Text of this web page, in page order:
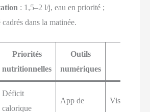
: 1,5–2 l/j, eau en priorité ;
cadrés dans la matinée.
Priorités
nutritionnelles
Outils
numériques
Déficit
calorique
App de
Visio 2–4